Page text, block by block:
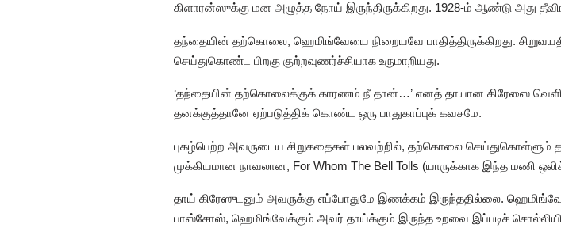
கிளாரன்ஸுக்கு மன அழுத்த நோய் இருந்திருக்கிறது. 1928-ம் ஆண்டு அது
தந்தையின் தற்கொலை, ஹெமிங்வேயை நிறையவே பாதித்திருக்கிறது.
செய்துகொண்ட பிறகு குற்றவுணர்ச்சியாக உருமாறியது.
‘தந்தையின் தற்கொலைக்குக் காரணம் நீ தான்…’ எனத் தாயான கிரேஸை
தனக்குத்தானே ஏற்படுத்திக் கொண்ட ஒரு பாதுகாப்புக் கவசமே.
புகழ்பெற்ற அவருடைய சிறுகதைகள் பலவற்றில், தற்கொலை செய்துகொள்ளும்
முக்கியமான நாவலான, For Whom The Bell Tolls (யாருக்காக இந்த மணி
தாய் கிரேஸுடனும் அவருக்கு எப்போதுமே இணக்கம் இருந்ததில்லை.
பாஸ்சோஸ், ஹெமிங்வேக்கும் அவர் தாய்க்கும் இருந்த உறவை இப்படிச்